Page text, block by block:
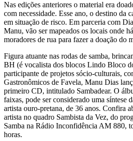
Nas edições anteriores o material era
com necessidade. Esse ano, o destino da
em situação de risco. Em parceria com
Manu, vão ser mapeados os locais onde
moradores de rua para fazer a doação do
Figura atuante nas rodas de samba,
BH (é vocalista dos blocos Lindo Bloco
participante de projetos sócio-culturais,
Gastronômicos de Favela, Manu Dias
primeiro CD, intitulado Sambadear. O
faixas, pode ser considerado uma síntese
artista ouro-pretana, de 36 anos. Confira
artista no quadro Sambista da Vez, do
Samba na Rádio Inconfidência AM 880,
horas.